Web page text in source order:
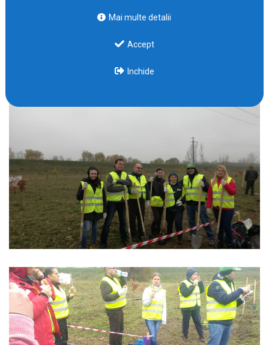
Mai multe detalii
Accept
Inchide